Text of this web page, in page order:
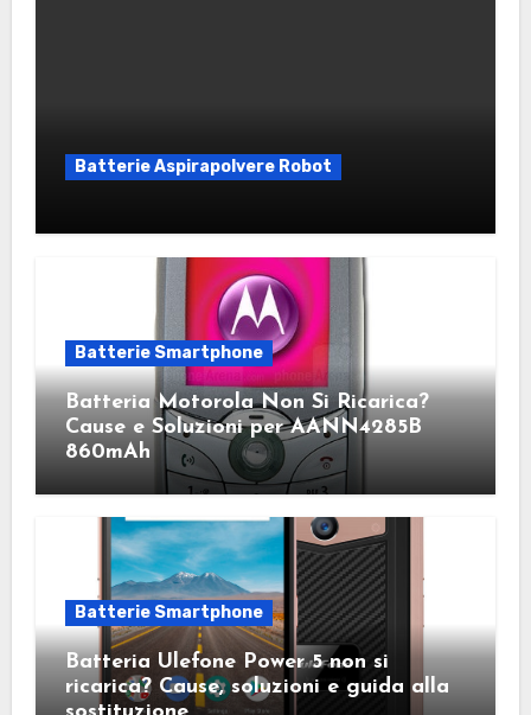
Batterie Aspirapolvere Robot
Batterie Smartphone
Batteria Motorola Non Si Ricarica?
Cause e Soluzioni per AANN4285B
860mAh
Batterie Smartphone
Batteria Ulefone Power 5 non si
ricarica? Cause, soluzioni e guida alla